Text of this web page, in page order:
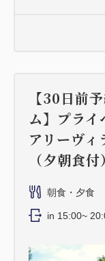
【30日前
ム】プラ
アリーヴ
（夕朝食付）
朝食・夕食
in 15:00~